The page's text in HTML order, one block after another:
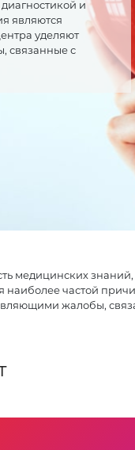
и
являются
уделяют
связанные с
медицинских
наиболее частой
жалобы,